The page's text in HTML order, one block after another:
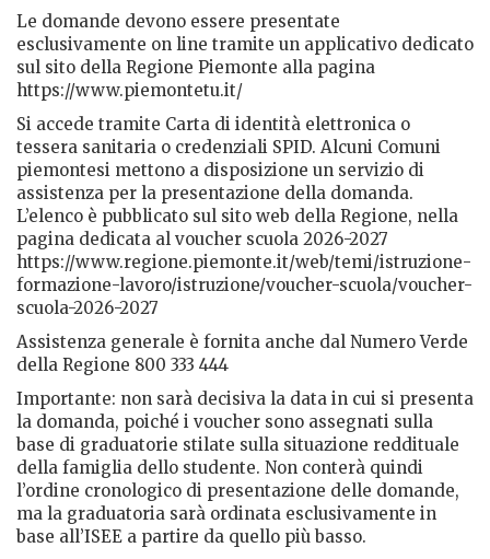
Le domande devono essere presentate
esclusivamente on line tramite un applicativo dedicato
sul sito della Regione Piemonte alla pagina
https://www.piemontetu.it/
Si accede tramite Carta di identità elettronica o
tessera sanitaria o credenziali SPID. Alcuni Comuni
piemontesi mettono a disposizione un servizio di
assistenza per la presentazione della domanda.
L’elenco è pubblicato sul sito web della Regione, nella
pagina dedicata al voucher scuola 2026-2027
https://www.regione.piemonte.it/web/temi/istruzione-
formazione-lavoro/istruzione/voucher-scuola/voucher-
scuola-2026-2027
Assistenza generale è fornita anche dal Numero Verde
della Regione 800 333 444
Importante: non sarà decisiva la data in cui si presenta
la domanda, poiché i voucher sono assegnati sulla
base di graduatorie stilate sulla situazione reddituale
della famiglia dello studente. Non conterà quindi
l’ordine cronologico di presentazione delle domande,
ma la graduatoria sarà ordinata esclusivamente in
base all’ISEE a partire da quello più basso.